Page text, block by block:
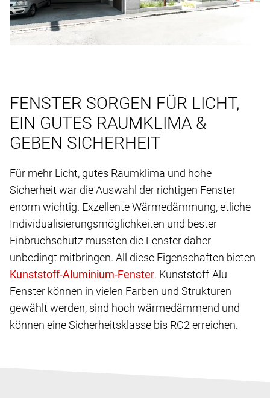
FENSTER SORGEN FÜR LICHT,
EIN GUTES RAUMKLIMA &
GEBEN SICHERHEIT
Für mehr Licht, gutes Raumklima und hohe
Sicherheit war die Auswahl der richtigen Fenster
enorm wichtig. Exzellente Wärmedämmung, etliche
Individualisierungsmöglichkeiten und bester
Einbruchschutz mussten die Fenster daher
unbedingt mitbringen. All diese Eigenschaften bieten
. Kunststoff-Alu-
Fenster können in vielen Farben und Strukturen
gewählt werden, sind hoch wärmedämmend und
können eine Sicherheitsklasse bis RC2 erreichen.